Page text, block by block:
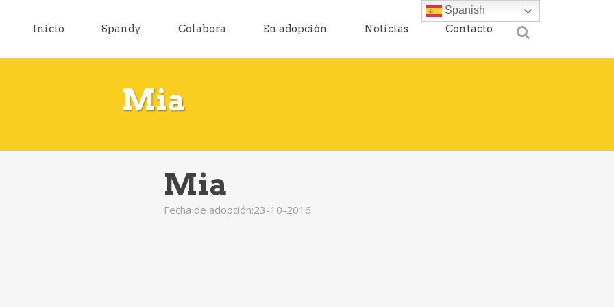
Inicio Spandy Colabora En adopción Noticias Contacto
Mia
Mia
Fecha de adopción:23-10-2016
Spanish